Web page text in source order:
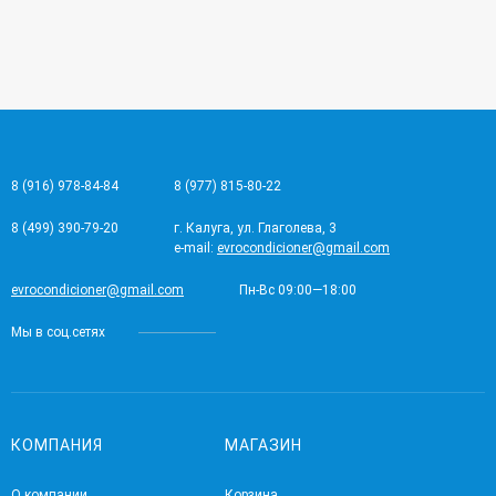
8 (916) 978-84-84 8 (977) 815-80-22
8 (499) 390-79-20
г. Калуга, ул. Глаголева, 3
e-mail: evrocondicioner@gmail.com
evrocondicioner@gmail.com Пн-Вс 09:00—18:00
Мы в соц.сетях
КОМПАНИЯ МАГАЗИН